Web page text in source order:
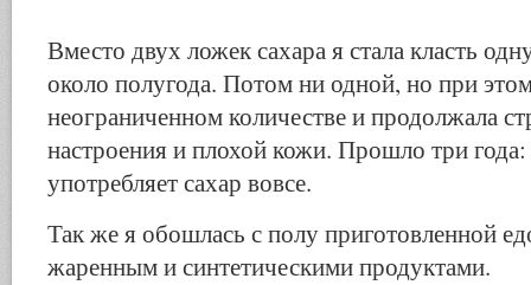
Вместо двух ложек сахара я стала класть
около полугода. Потом ни одной, но при
неограниченном количестве и продолжала
настроения и плохой кожи. Прошло три
употребляет сахар вовсе.
Так же я обошлась с полу приготовленной
жаренным и синтетическими продуктами.